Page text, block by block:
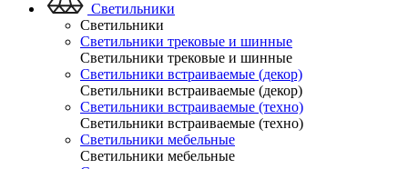
Светильники
Светильники
Светильники трековые и шинные
Светильники трековые и шинные
Светильники встраиваемые (декор)
Светильники встраиваемые (декор)
Светильники встраиваемые (техно)
Светильники встраиваемые (техно)
Светильники мебельные
Светильники мебельные